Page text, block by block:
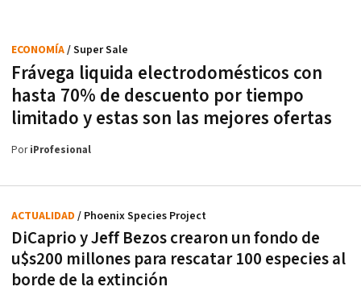
Frávega liquida electrodomésticos con
hasta 70% de descuento por tiempo
limitado y estas son las mejores ofertas
ECONOMÍA/ Super Sale
PoriProfesional
DiCaprio y Jeff Bezos crearon un fondo de
u$s200 millones para rescatar 100 especies al
borde de la extinción
ACTUALIDAD / Phoenix Species Project